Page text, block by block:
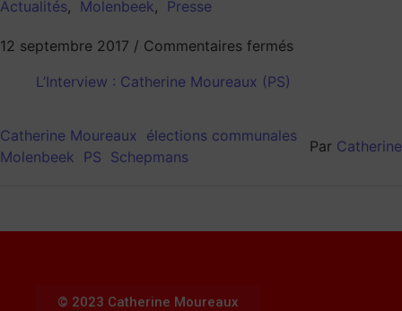
Actualités, Molenbeek, Presse
12 septembre 2017 / Commentaires fermés
L’Interview : Catherine Moureaux (PS)
Catherine Moureaux élections communales
Molenbeek PS Schepmans
Par Catherine
© 2023 Catherine Moureaux